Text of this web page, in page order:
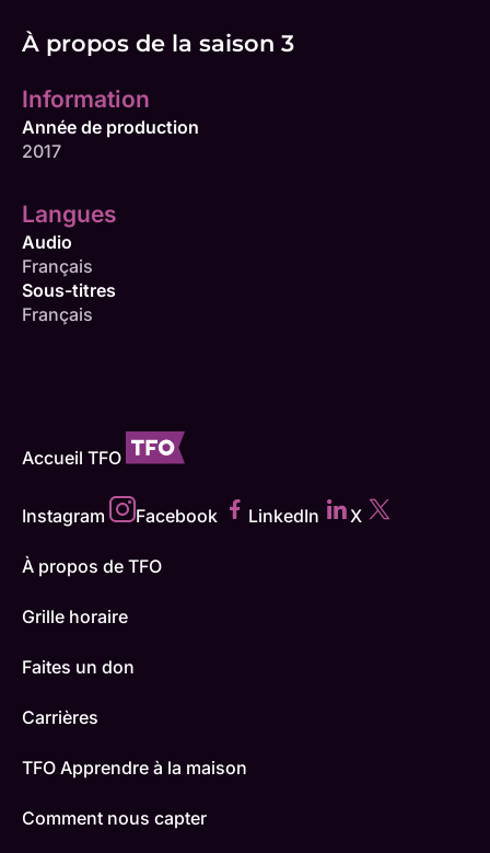
À propos de la saison 3
Information
Année de production
2017
Langues
Audio
Français
Sous-titres
Français
Accueil TFO
Instagram Facebook LinkedIn X
À propos de TFO
Grille horaire
Faites un don
Carrières
TFO Apprendre à la maison
Comment nous capter